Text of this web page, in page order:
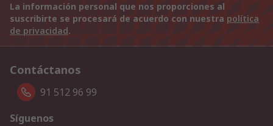
La información personal que nos proporciones al
suscribirte se procesará de acuerdo con nuestra política
de privacidad.
Contáctanos
91 512 96 99
Síguenos